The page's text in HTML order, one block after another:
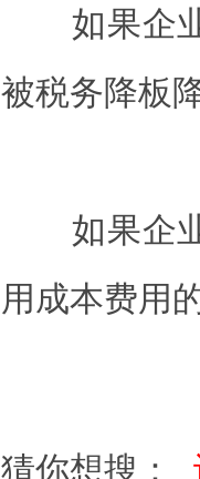
如果企业
被税务降板
如果企业
用成本费用
猜你想搜：